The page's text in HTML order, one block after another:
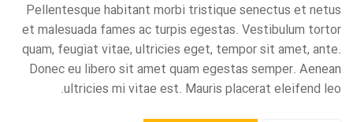
Pellentesque habitant morbi tristique senectus et netus
et malesuada fames ac turpis egestas. Vestibulum tortor
quam, feugiat vitae, ultricies eget, tempor sit amet, ante.
Donec eu libero sit amet quam egestas semper. Aenean
ultricies mi vitae est. Mauris placerat eleifend leo.